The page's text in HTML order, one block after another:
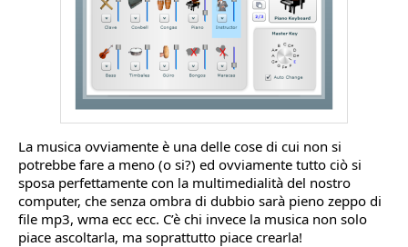
La musica ovviamente è una delle cose di cui non si
potrebbe fare a meno (o si?) ed ovviamente tutto ciò si
sposa perfettamente con la multimedialità del nostro
computer, che senza ombra di dubbio sarà pieno zeppo di
file mp3, wma ecc ecc. C’è chi invece la musica non solo
piace ascoltarla, ma soprattutto piace crearla!